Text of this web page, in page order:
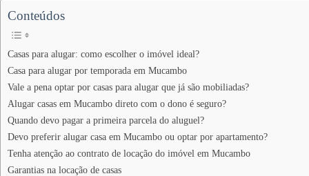
Conteúdos
Casas para alugar: como escolher o imóvel ideal?
Casa para alugar por temporada em Mucambo
Vale a pena optar por casas para alugar que já são mobiliadas?
Alugar casas em Mucambo direto com o dono é seguro?
Quando devo pagar a primeira parcela do aluguel?
Devo preferir alugar casa em Mucambo ou optar por apartamento?
Tenha atenção ao contrato de locação do imóvel em Mucambo
Garantias na locação de casas